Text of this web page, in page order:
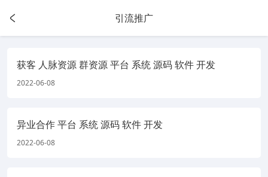
引流推广
获客 人脉资源 群资源 平台 系统 源码 软件 开发
2022-06-08
异业合作 平台 系统 源码 软件 开发
2022-06-08